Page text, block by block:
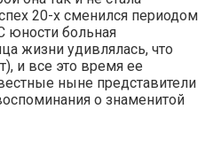
20-х сменился периодом
юности больная
жизни удивлялась, что
и все это время ее
ныне представители
о знаменитой